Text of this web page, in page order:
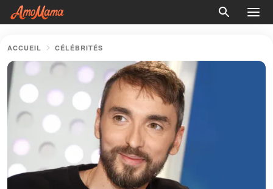
ACCUEIL CÉLÉBRITÉS